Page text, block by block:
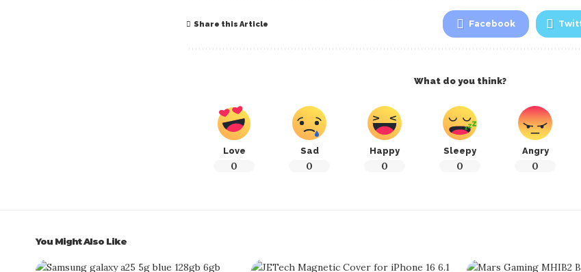
Share this Article Facebook
What do you think?
Love
0
Sad
0
Happy
0
Sleepy
0
Angry
0
You Might Also Like